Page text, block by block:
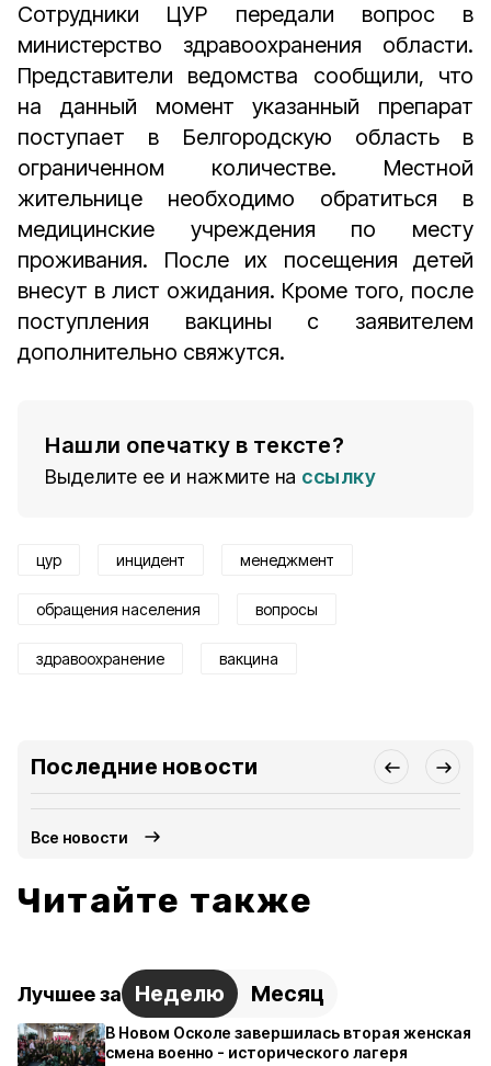
Сотрудники ЦУР передали вопрос в
министерство здравоохранения области.
Представители ведомства сообщили, что
на данный момент указанный препарат
поступает в Белгородскую область в
ограниченном количестве. Местной
жительнице необходимо обратиться в
медицинские учреждения по месту
проживания. После их посещения детей
внесут в лист ожидания. Кроме того, после
поступления вакцины с заявителем
дополнительно свяжутся.
Нашли опечатку в тексте?
Выделите ее и нажмите на ссылку
цур инцидент менеджмент
обращения населения вопросы
здравоохранение вакцина
Последние новости
Все новости
Читайте также
Лучшее за Неделю Месяц
В Новом Осколе завершилась вторая женская
смена военно - исторического лагеря